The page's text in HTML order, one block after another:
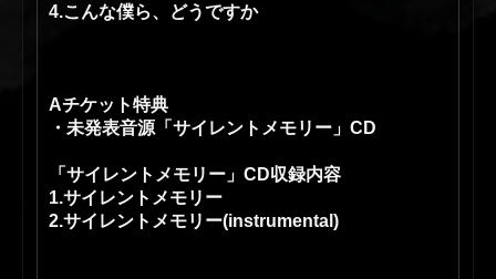
4.こんな僕ら、どうですか
Aチケット特典
・未発表音源「サイレントメモリー」CD
「サイレントメモリー」CD収録内容
1.サイレントメモリー
2.サイレントメモリー(instrumental)